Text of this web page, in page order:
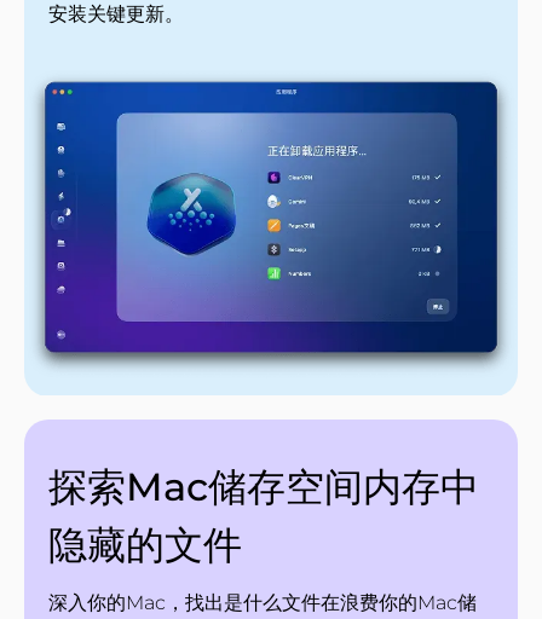
安装关键更新。
探索Mac储存空间内存中
隐藏的文件
深入你的Mac，找出是什么文件在浪费你的Mac储